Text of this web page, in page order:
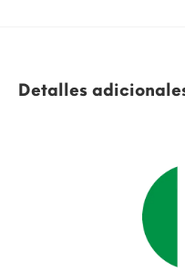
Detalles